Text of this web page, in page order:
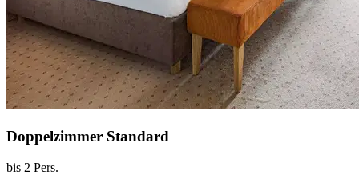
Doppelzimmer Standard
bis 2 Pers.